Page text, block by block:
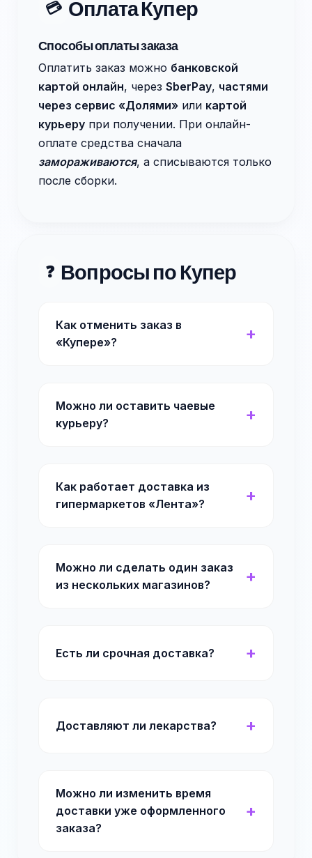
💳 Оплата Купер
Способы оплаты заказа
Оплатить заказ можно банковской
картой онлайн, через SberPay, частями
через сервис «Долями» или картой
курьеру при получении. При онлайн-
оплате средства сначала
замораживаются, а списываются только
после сборки.
❓ Вопросы по Купер
Как отменить заказ в
«Купере»?
Можно ли оставить чаевые
курьеру?
Как работает доставка из
гипермаркетов «Лента»?
Можно ли сделать один заказ
из нескольких магазинов?
Есть ли срочная доставка?
Доставляют ли лекарства?
Можно ли изменить время
доставки уже оформленного
заказа?